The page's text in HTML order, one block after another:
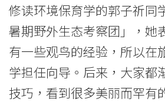
活
态
度
修读环境保育学的郭子祈同
暑期野外生态考察团」，她
有一些观鸟的经验，所以在
学担任向导。后来，大家都
技巧，看到很多美丽而罕有